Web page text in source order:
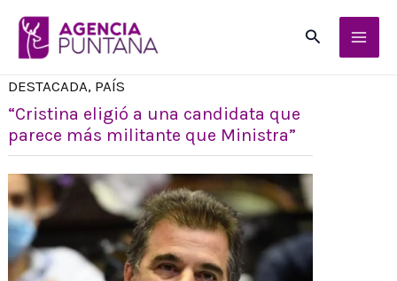
Buscar
DESTACADA, PAÍS
“Cristina eligió a una candidata que
parece más militante que Ministra”